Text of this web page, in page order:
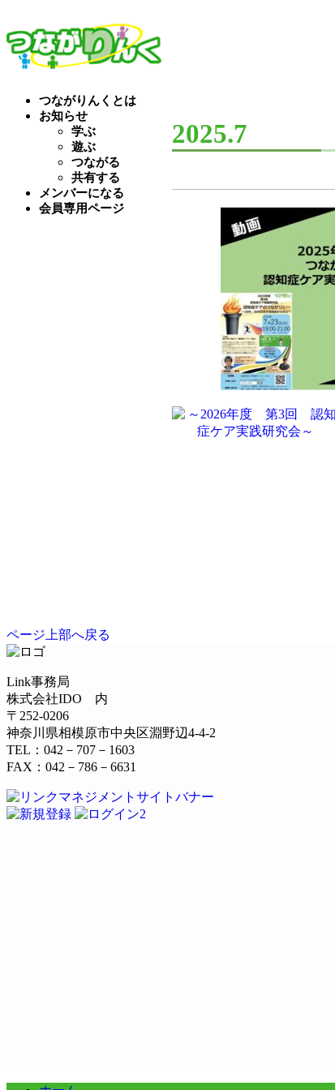
つながりんくとは
お知らせ
学ぶ
遊ぶ
つながる
共有する
メンバーになる
会員専用ページ
2025.7
ページ上部へ戻る
Link事務局
株式会社IDO 内
〒252-0206
神奈川県相模原市中央区淵野辺4-4-2
TEL：042－707－1603
FAX：042－786－6631